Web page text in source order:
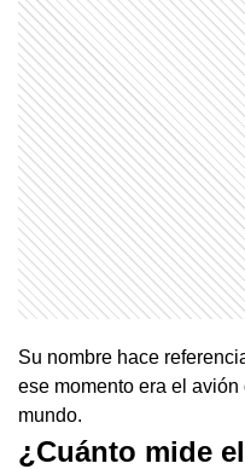
Su nombre hace
ese momento era el
mundo.
¿Cuánto mide